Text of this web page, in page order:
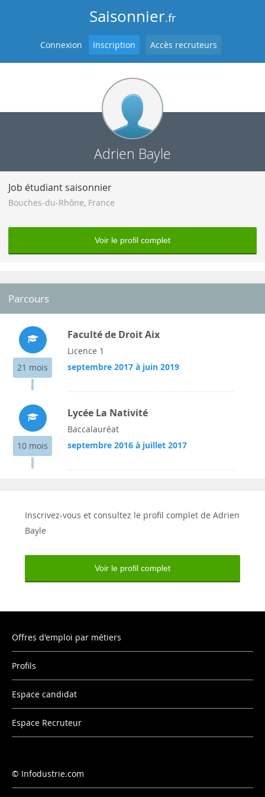
Saisonnier.fr
Connexion Inscription Accès recruteurs
Adrien Bayle
Job étudiant saisonnier
Bouches-du-Rhône, France
Voir le profil complet
Parcours
21 mois
Faculté de Droit Aix
Licence 1
septembre 2017 à juin 2019
10 mois
Lycée La Nativité
Baccalauréat
septembre 2016 à juillet 2017
Inscrivez-vous et consultez le profil complet de Adrien
Bayle
Voir le profil complet
Offres d'emploi par métiers
Profils
Espace candidat
Espace Recruteur
Infodustrie.com